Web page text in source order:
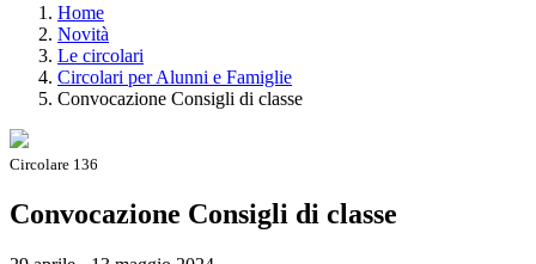
Home
Novità
Le circolari
Circolari per Alunni e Famiglie
Convocazione Consigli di classe
Circolare 136
Convocazione Consigli di classe